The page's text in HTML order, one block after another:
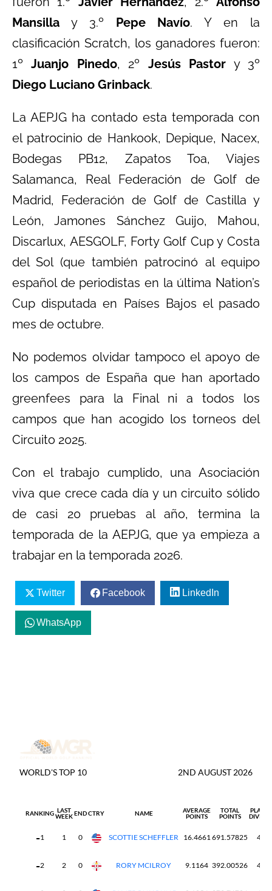
Mansilla y 3.º Pepe Navío. Y en la
clasificación Scratch, los ganadores fueron:
1ºJuanjo Pinedo, 2º Jesús Pastor y 3º
Diego Luciano Grinback.
La AEPJG ha contado esta temporada con
el patrocinio de Hankook, Depique, Nacex,
Bodegas PB12, Zapatos Toa, Viajes
Salamanca, Real Federación de Golf de
Madrid, Federación de Golf de Castilla y
León, Jamones Sánchez Guijo, Mahou,
Discarlux, AESGOLF, Forty Golf Cup y Costa
del Sol (que también patrocinó al equipo
español de periodistas en la última Nation’s
Cup disputada en Países Bajos el pasado
mes de octubre.
No podemos olvidar tampoco el apoyo de
los campos de España que han aportado
greenfees para la Final ni a todos los
campos que han acogido los torneos del
Circuito 2025.
Con el trabajo cumplido, una Asociación
viva que crece cada día y un circuito sólido
de casi 20 pruebas al año, termina la
temporada de la AEPJG, que ya empieza a
trabajar en la temporada 2026.
Twitter Facebook LinkedIn
WhatsApp